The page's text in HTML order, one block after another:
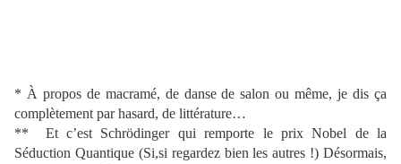
* À propos de macramé, de danse de salon ou même, je dis ça
complètement par hasard, de littérature…
** Et c’est Schrödinger qui remporte le prix Nobel de la
Séduction Quantique (Si,si regardez bien les autres !) Désormais,